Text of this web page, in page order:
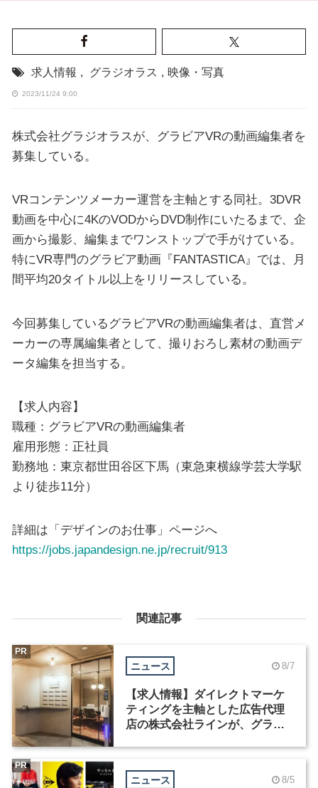
求人情報 , グラジオラス , 映像・写真
2023/11/24 9:00
株式会社グラジオラスが、グラビアVRの動画編集者を
募集している。
VRコンテンツメーカー運営を主軸とする同社。3DVR
動画を中心に4KのVODからDVD制作にいたるまで、企
画から撮影、編集までワンストップで手がけている。
特にVR専門のグラビア動画『FANTASTICA』では、月
間平均20タイトル以上をリリースしている。
今回募集しているグラビアVRの動画編集者は、直営メ
ーカーの専属編集者として、撮りおろし素材の動画デ
ータ編集を担当する。
【求人内容】
職種：グラビアVRの動画編集者
雇用形態：正社員
勤務地：東京都世田谷区下馬（東急東横線学芸大学駅
より徒歩11分）
詳細は「デザインのお仕事」ページへ
https://jobs.japandesign.ne.jp/recruit/913
関連記事
ニュース 8/7
【求人情報】ダイレクトマーケ
ティングを主軸とした広告代理
店の株式会社ラインが、グラフ
PR
ニュース 8/5
PR